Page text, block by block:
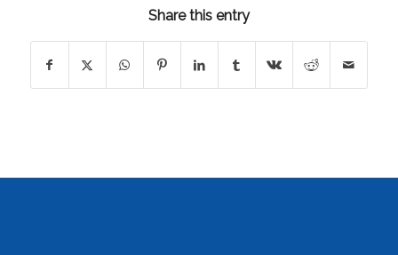
Share this entry